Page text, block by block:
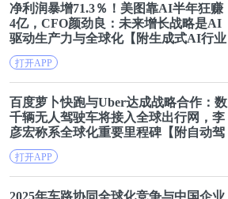
净利润暴增71.3％！美图靠AI半年狂赚
4亿，CFO颜劲良：未来增长战略是AI
驱动生产力与全球化【附生成式AI行业
发展趋势】
打开APP
百度萝卜快跑与Uber达成战略合作：数
千辆无人驾驶车将接入全球出行网，李
彦宏称系全球化重要里程碑【附自动驾
驶行业市场分析】
打开APP
2025年车路协同全球化竞争与中国企业